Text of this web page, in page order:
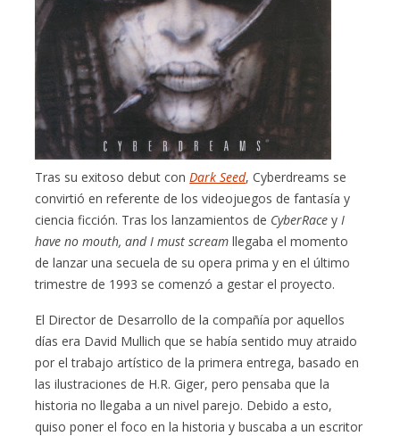
Tras su exitoso debut con Dark Seed, Cyberdreams se
convirtió en referente de los videojuegos de fantasía y
ciencia ficción. Tras los lanzamientos de CyberRace y I
have no mouth, and I must scream llegaba el momento
de lanzar una secuela de su opera prima y en el último
trimestre de 1993 se comenzó a gestar el proyecto.
El Director de Desarrollo de la compañía por aquellos
días era David Mullich que se había sentido muy atraido
por el trabajo artístico de la primera entrega, basado en
las ilustraciones de H.R. Giger, pero pensaba que la
historia no llegaba a un nivel parejo. Debido a esto,
quiso poner el foco en la historia y buscaba a un escritor